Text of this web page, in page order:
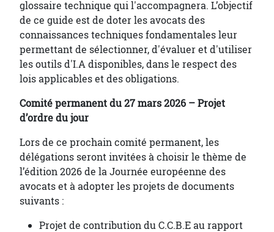
glossaire technique qui l'accompagnera. L’objectif
de ce guide est de doter les avocats des
connaissances techniques fondamentales leur
permettant de sélectionner, d'évaluer et d'utiliser
les outils d'I.A disponibles, dans le respect des
lois applicables et des obligations.
Comité permanent du 27 mars 2026 – Projet
d’ordre du jour
Lors de ce prochain comité permanent, les
délégations seront invitées à choisir le thème de
l’édition 2026 de la Journée européenne des
avocats et à adopter les projets de documents
suivants :
Projet de contribution du C.C.B.E au rapport